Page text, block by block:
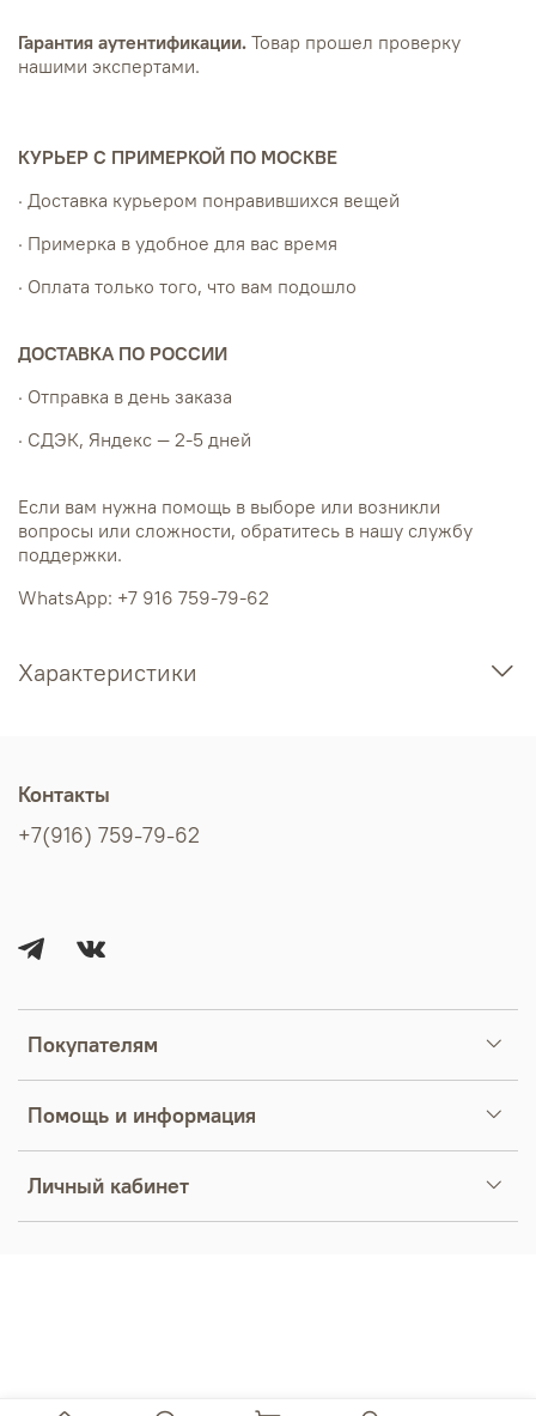
Гарантия аутентификации. Товар прошел проверку
нашими экспертами.
КУРЬЕР С ПРИМЕРКОЙ ПО МОСКВЕ
· Доставка курьером понравившихся вещей
· Примерка в удобное для вас время
· Оплата только того, что вам подошло
ДОСТАВКА ПО РОССИИ
· Отправка в день заказа
· СДЭК, Яндекс — 2-5 дней
Если вам нужна помощь в выборе или возникли
вопросы или сложности, обратитесь в нашу службу
поддержки.
WhatsApp: +7 916 759-79-62
Характеристики
Покупателям
Помощь и информация
Личный кабинет
Контакты
+7(916) 759-79-62